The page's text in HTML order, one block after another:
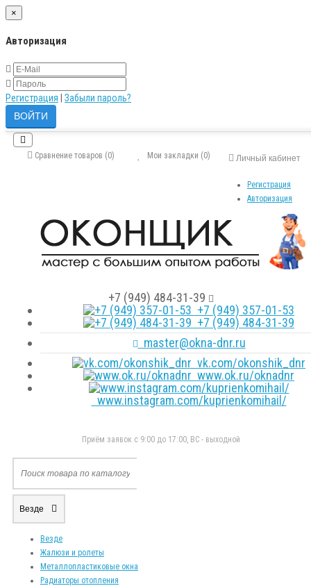
×
Авторизация
Регистрация Забыли пароль?
Личный кабинет
Регистрация
Авторизация
Мои закладки (0)
Сравнение товаров (0)
+7 (949) 484-31-39
+7 (949) 357-01-53
+7 (949) 484-31-39
master@okna-dnr.ru
vk.com/okonshik_dnr
www.ok.ru/oknadnr
www.instagram.com/kuprienkomihail/
Приём заявок с 9:00 до 17:00, ВС - выходной
Везде
Везде
Жалюзи и ролеты
Металлопластиковые окна
Радиаторы отопления